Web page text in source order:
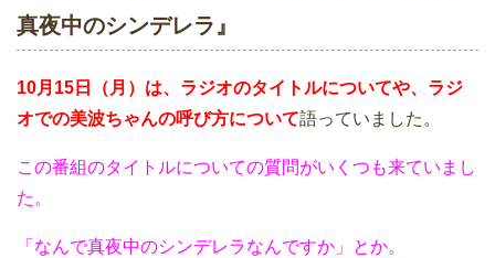
真夜中のシンデレラ』
10月15日（月）は、ラジオのタイトルについてや、ラジ
オでの美波ちゃんの呼び方について語っていました。
この番組のタイトルについての質問がいくつも来ていまし
た。
「なんで真夜中のシンデレラなんですか」とか。